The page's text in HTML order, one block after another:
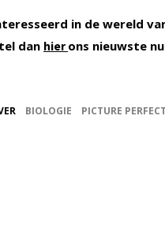
in de wereld
dan hier ons nieuwste
BIOLOGIE PICTURE PERFECT